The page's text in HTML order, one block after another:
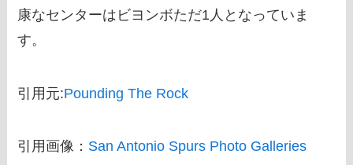
康なセンターはビヨンボただ1人となっていま
す。
引用元:Pounding The Rock
引用画像： San Antonio Spurs Photo Galleries